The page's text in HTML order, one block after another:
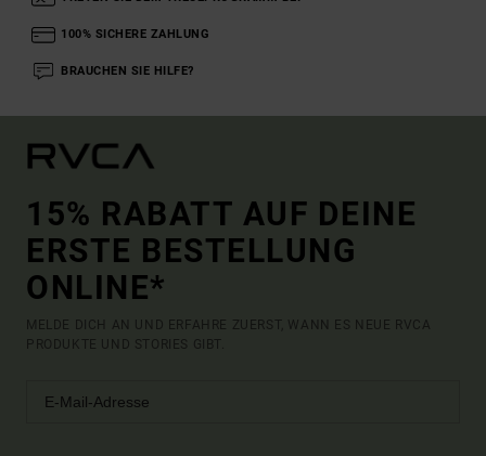
100% SICHERE ZAHLUNG
BRAUCHEN SIE HILFE?
15% RABATT AUF DEINE
ERSTE BESTELLUNG
ONLINE*
MELDE DICH AN UND ERFAHRE ZUERST, WANN ES NEUE RVCA
PRODUKTE UND STORIES GIBT.